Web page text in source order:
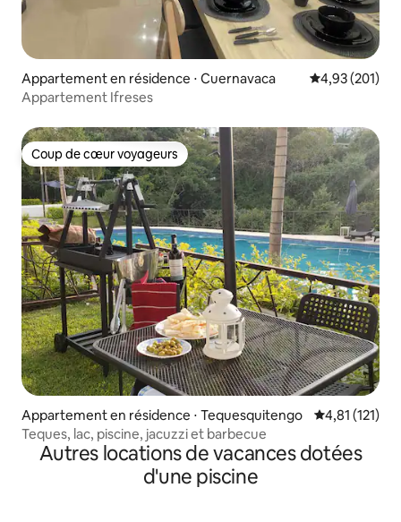
Appartement en résidence ⋅ Cuernavaca Évaluation
4,93 (201)
Appartement Ifreses
Coup de cœur voyageurs
Coup de cœur voyageurs
Appartement en résidence ⋅ Tequesquitengo Évaluation
4,81 (121)
Teques, lac, piscine, jacuzzi et barbecue
Autres locations de vacances dotées
d'une piscine